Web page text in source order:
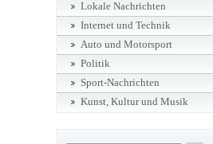
Lokale Nachrichten
Internet und Technik
Auto und Motorsport
Politik
Sport-Nachrichten
Kunst, Kultur und Musik